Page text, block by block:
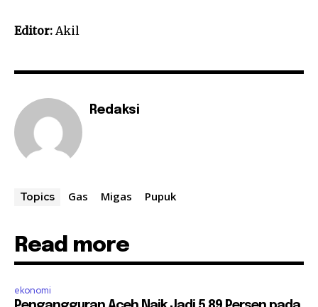
Editor: Akil
Redaksi
Topics Gas Migas Pupuk
Read more
ekonomi